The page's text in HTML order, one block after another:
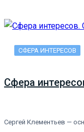
СФЕРА ИНТЕРЕСОВ
Сфера
Сергей Клементьев —